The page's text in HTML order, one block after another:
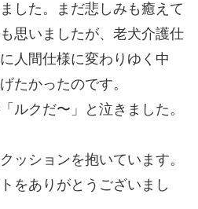
した。まだ悲しみも癒えて
思いましたが、老犬介護仕
人間仕様に変わりゆく中
たかったのです。
ルクだ〜」と泣きました。
ッションを抱いています。
をありがとうございまし